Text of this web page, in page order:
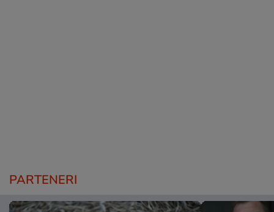
PARTENERI